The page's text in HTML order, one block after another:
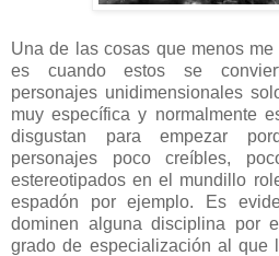
Una de las cosas que menos
es cuando estos se
personajes unidimensionales
muy específica y normalmente
disgustan para empezar
personajes poco creíbles,
estereotipados en el mundillo
espadón por ejemplo. Es
dominen alguna disciplina por
grado de especialización al que